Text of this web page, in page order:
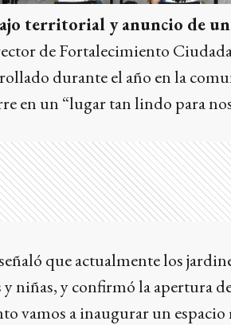
territorial y anuncio de
de Fortalecimiento
durante el año en la
en un “lugar tan lindo para
que actualmente los
niñas, y confirmó la apertura
vamos a inaugurar un